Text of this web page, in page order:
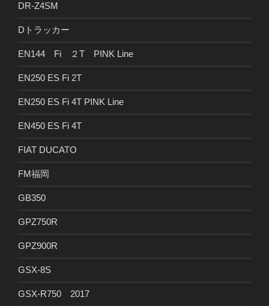
DR-Z4SM
Dトラッカー
EN144 Fi ２T PINK Line
EN250 ES Fi 2T
EN250 ES Fi 4T PINK Line
EN450 ES Fi 4T
FIAT DUCATO
FM福岡
GB350
GPZ750R
GPZ900R
GSX-8S
GSX-R750 2017